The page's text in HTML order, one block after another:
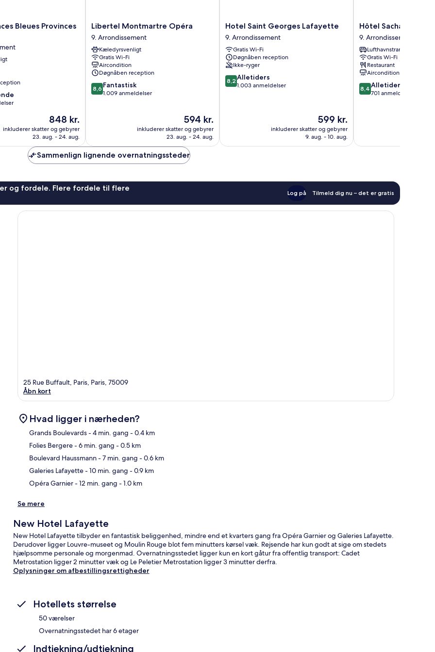
Bleues Provinces
Prisen
er
848 kr.
848 kr.
inkluderer skatter og gebyrer
23. aug. - 24. aug.
Libertel
Montmartre
Opéra
9.
Arrondissement
Libertel Montmartre Opéra
9. Arrondissement
Kæledyrsvenligt
Gratis Wi-Fi
Aircondition
Døgnåben reception
8.6
ud
8,6 Fantastisk
1.009 anmeldelser
Prisen
er
594 kr.
594 kr.
inkluderer skatter og gebyrer
23. aug. - 24. aug.
Hotel
Saint
Georges
Lafayette
9.
Arrondissement
Hotel Saint Georges Lafayette
9. Arrondissement
Gratis Wi-Fi
Døgnåben reception
Ikke-ryger
8.2
ud
8,2 Alletiders
1.003 anmeldelser
Prisen
er
599 kr.
599 kr.
inkluderer skatter og gebyrer
9. aug. - 10. aug.
Hôtel
Sacha
9.
Arrondissement
Hôtel Sacha
9. Arrondissement
Lufthavnstransport
Gratis Wi-Fi
Restaurant
Aircondition
8.4
ud
8,4 Alletiders
701 anmeldelser
Sammenlign lignende overnatningssteder
og fordele. Flere fordele til flere
Log på Tilmeld dig nu – det er gratis
25 Rue Buffault, Paris, Paris, 75009
Åbn kort
Hvad ligger i nærheden?
Grands Boulevards- 4 min. gang - 0.4 km
Folies Bergere- 6 min. gang - 0.5 km
Boulevard Haussmann- 7 min. gang - 0.6 km
Galeries Lafayette- 10 min. gang - 0.9 km
Opéra Garnier- 12 min. gang - 1.0 km
Se mere
New Hotel Lafayette
New Hotel Lafayette tilbyder en fantastisk beliggenhed, mindre end et kvarters gang fra Opéra Garnier og Galeries Lafayette.
Derudover ligger Louvre-museet og Moulin Rouge blot fem minutters kørsel væk. Rejsende har kun godt at sige om stedets
hjælpsomme personale og morgenmad. Overnatningsstedet ligger kun en kort gåtur fra offentlig transport: Cadet
Metrostation ligger 2 minutter væk og Le Peletier Metrostation ligger 3 minutter derfra.
Oplysninger om afbestillingsrettigheder
Hotellets størrelse
50 værelser
Overnatningsstedet har 6 etager
Indtjekning/udtjekning